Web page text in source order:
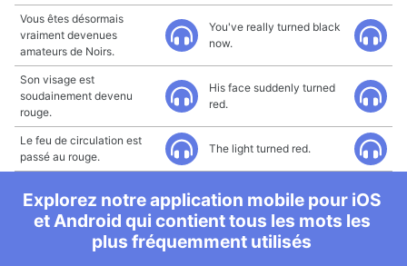
Vous êtes désormais
vraiment devenues
amateurs de Noirs.
You've really turned black
now.
Son visage est
soudainement devenu
rouge.
His face suddenly turned
red.
Le feu de circulation est
passé au rouge.
The light turned red.
Explorez notre application mobile pour iOS
et Android qui contient tous les mots les
plus fréquemment utilisés